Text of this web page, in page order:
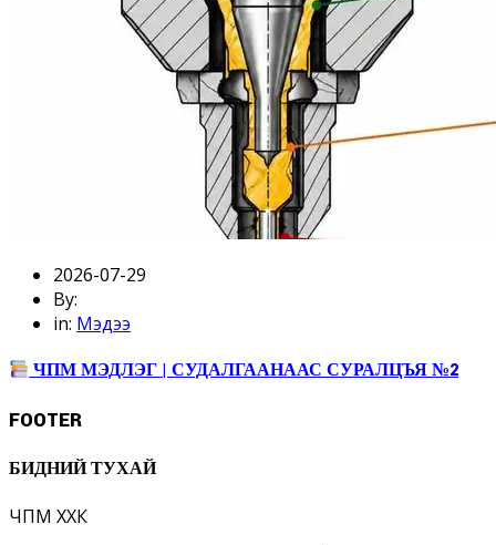
2026-07-29
By:
in: Мэдээ
ЧПМ МЭДЛЭГ | СУДАЛГААНААС СУРАЛЦЪЯ №2
FOOTER
БИДНИЙ ТУХАЙ
ЧПМ ХХК